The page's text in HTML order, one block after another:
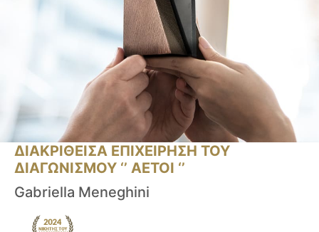
ΔΙΑΚΡΙΘΕΙΣΑ ΕΠΙΧΕΙΡΗΣΗ ΤΟΥ
ΔΙΑΓΩΝΙΣΜΟΥ ‘’ ΑΕΤΟΙ ‘’
Gabriella Meneghini